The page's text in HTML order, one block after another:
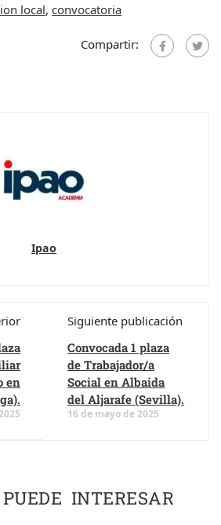
local,convocatoria
Compartir:
Ipao
en
Siguiente publicación
Convocada 1 plaza
de Trabajador/a
Social en Albaida
del Aljarafe (Sevilla).
16 de mayo de 2025
INTERESAR